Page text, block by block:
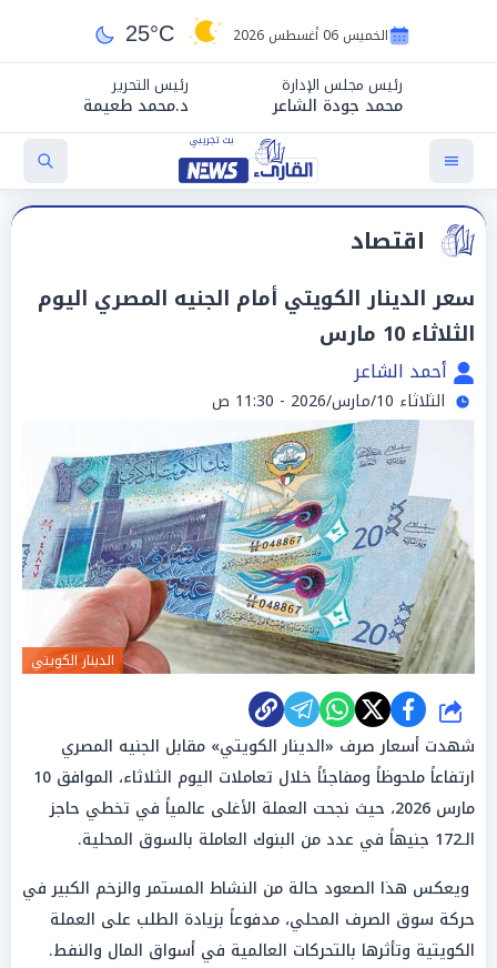
الخميس 06 أغسطس 2026 25°C
رئيس مجلس الإدارة
محمد جودة الشاعر
رئيس التحرير
د.محمد طعيمة
اقتصاد
سعر الدينار الكويتي أمام الجنيه المصري اليوم
الثلاثاء 10 مارس
أحمد الشاعر
الثلاثاء 10/مارس/2026 - 11:30 ص
الدينار الكويتي
شارك
شهدت أسعار صرف «الدينار الكويتي» مقابل الجنيه المصري
ارتفاعاً ملحوظاً ومفاجئاً خلال تعاملات اليوم الثلاثاء، الموافق 10
مارس 2026، حيث نجحت العملة الأغلى عالمياً في تخطي حاجز
الـ172 جنيهاً في عدد من البنوك العاملة بالسوق المحلية.
ويعكس هذا الصعود حالة من النشاط المستمر والزخم الكبير في
حركة سوق الصرف المحلي، مدفوعاً بزيادة الطلب على العملة
الكويتية وتأثرها بالتحركات العالمية في أسواق المال والنفط.